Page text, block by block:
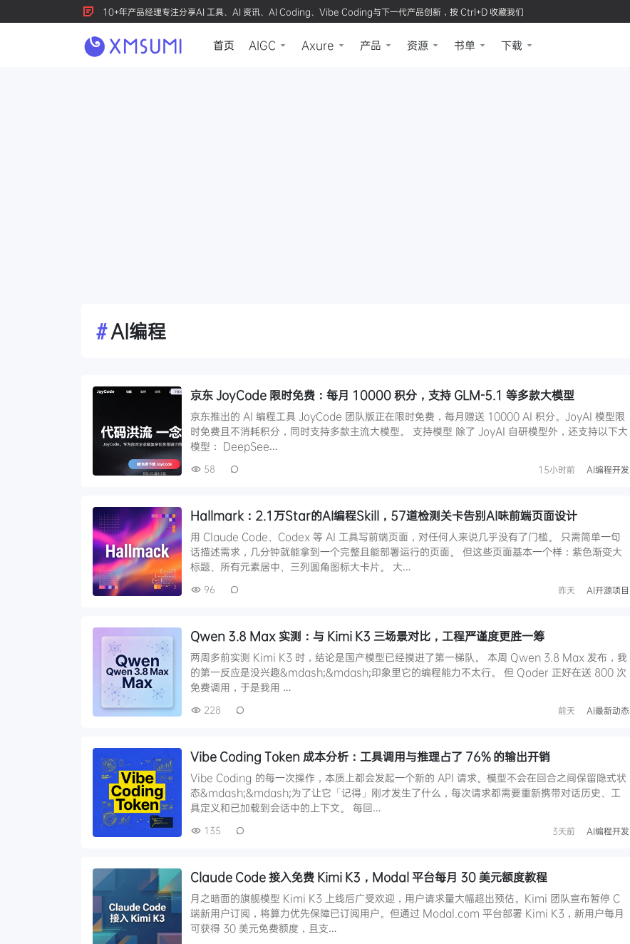
10+年产品经理专注分享AI 工具、AI 资讯、AI Coding、Vibe Coding与下一代产品创新，按 Ctrl+D 收藏我们
首页 AIGC Axure 产品 资源 书单 下载
#AI编程
京东 JoyCode 限时免费：每月 10000 积分，支持 GLM-5.1 等多款大模型
京东推出的 AI 编程工具 JoyCode 团队版正在限时免费，每月赠送 10000 AI 积分。JoyAI 模型限
时免费且不消耗积分，同时支持多款主流大模型。 支持模型 除了 JoyAI 自研模型外，还支持以下大
模型： DeepSee…
58 15小时前 AI编程开发
Hallmark：2.1万Star的AI编程Skill，57道检测关卡告别AI味前端页面设计
用 Claude Code、Codex 等 AI 工具写前端页面，对任何人来说几乎没有了门槛。 只需简单一句
话描述需求，几分钟就能拿到一个完整且能部署运行的页面。 但这些页面基本一个样：紫色渐变大
标题、所有元素居中、三列圆角图标大卡片。 大…
96 昨天 AI开源项目
Qwen 3.8 Max 实测：与 Kimi K3 三场景对比，工程严谨度更胜一筹
两周多前实测 Kimi K3 时，结论是国产模型已经摸进了第一梯队。 本周 Qwen 3.8 Max 发布，我
的第一反应是没兴趣&mdash;&mdash;印象里它的编程能力不太行。 但 Qoder 正好在送 800 次
免费调用，于是我用 …
228 前天 AI最新动态
Vibe Coding Token 成本分析：工具调用与推理占了 76% 的输出开销
Vibe Coding 的每一次操作，本质上都会发起一个新的 API 请求。模型不会在回合之间保留隐式状
态&mdash;&mdash;为了让它「记得」刚才发生了什么，每次请求都需要重新携带对话历史、工
具定义和已加载到会话中的上下文。 每回…
135 3天前 AI编程开发
Claude Code 接入免费 Kimi K3，Modal 平台每月 30 美元额度教程
月之暗面的旗舰模型 Kimi K3 上线后广受欢迎，用户请求量大幅超出预估。Kimi 团队宣布暂停 C
端新用户订阅，将算力优先保障已订阅用户。但通过 Modal.com 平台部署 Kimi K3，新用户每月
可获得 30 美元免费额度，且支…